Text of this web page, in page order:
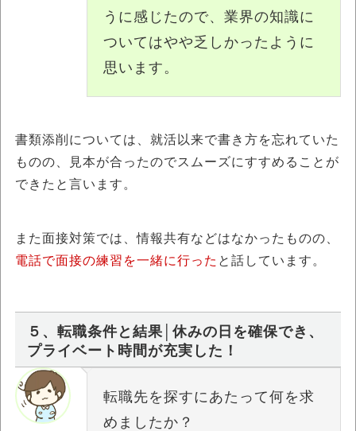
うに感じたので、業界の知識に
ついてはやや乏しかったように
思います。
書類添削については、就活以来で書き方を忘れていた
ものの、見本が合ったのでスムーズにすすめることが
できたと言います。
また面接対策では、情報共有などはなかったものの、
電話で面接の練習を一緒に行った と話しています。
５、転職条件と結果│休みの日を確保でき、
プライベート時間が充実した！
転職先を探すにあたって何を求
めましたか？